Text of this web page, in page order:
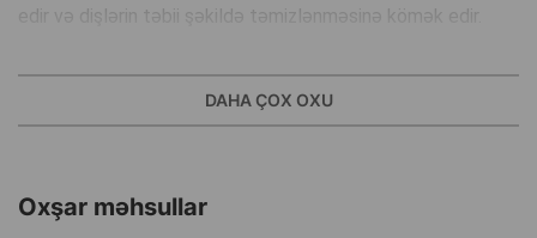
edir və dişlərin təbii şəkildə təmizlənməsinə kömək edir.
yaradır və onu oyuna daha çox həvəsləndirir.
yönləndirməyə kömək edir. Gəmirərək oynamağı sevən
DAHA ÇOX OXU
Oxşar məhsullar